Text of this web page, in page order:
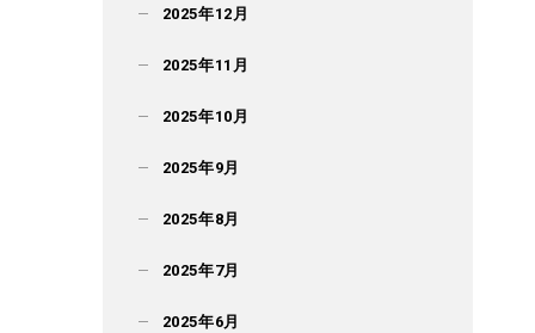
2025年12月
2025年11月
2025年10月
2025年9月
2025年8月
2025年7月
2025年6月